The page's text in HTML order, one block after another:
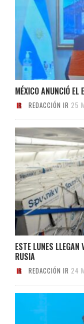
MÉXICO ANUNCIÓ EL
REDACCIÓN IR 25
ESTE LUNES
RUSIA
REDACCIÓN IR 24